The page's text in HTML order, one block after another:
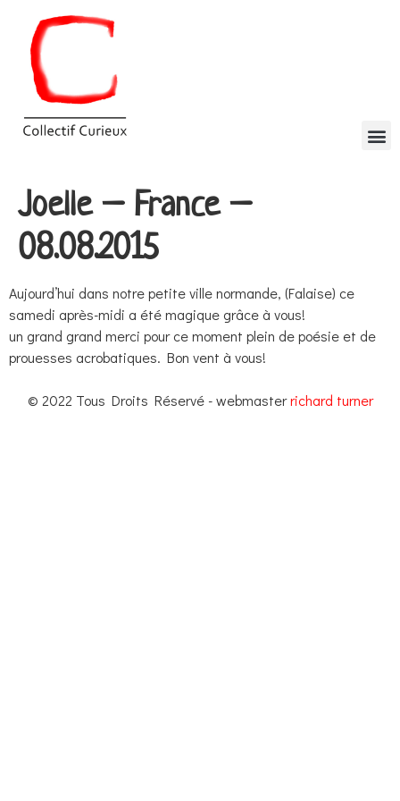
Joelle – France –
08.08.2015
Aujourd’hui dans notre petite ville normande, (Falaise) ce
samedi après-midi a été magique grâce à vous!
un grand grand merci pour ce moment plein de poésie et de
prouesses acrobatiques. Bon vent à vous!
© 2022 Tous Droits Réservé - webmasterrichard turner